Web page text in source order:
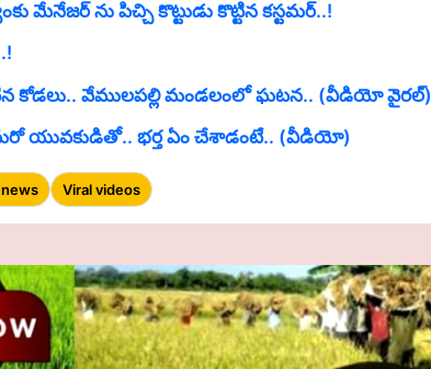
మేనేజర్ ను పిచ్చి కొట్టుడు కొట్టిన కస్టమర్..!
కోడలు.. వేములపల్లి మండలంలో ఘటన.. (వీడియో వైరల్)
మరో యువకుడితో.. భర్త ఏం చేశాడంటే.. (వీడియో)
Viral videos